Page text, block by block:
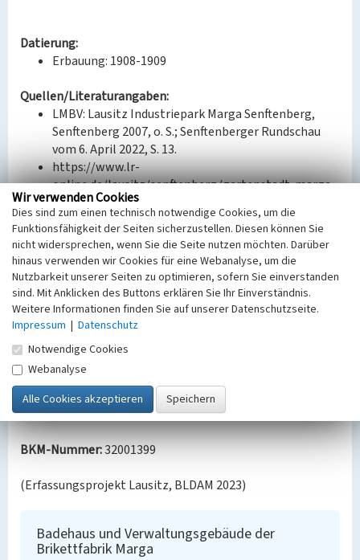
Datierung:
Erbauung: 1908-1909
Quellen/Literaturangaben:
LMBV: Lausitz Industriepark Marga Senftenberg,
Senftenberg 2007, o. S.; Senftenberger Rundschau
vom 6. April 2022, S. 13.
https://www.lr-
online.de/lausitz/senftenberg/gartenstadt-marga-
in-senftenberg-zechenhaus-brieske-wird-
kulturort_-was-wird-aus-der-
kraftzentrale_-63723423.html (Zugriff 25.9.2023)
https://www.lr-
online.de/lausitz/senftenberg/_bestes-
zechenhaus_-steht-in-brieske-33897480.htm l
(Zugriff 25.9.2023)
https://www.lmbv.de/?
frameRegionalLocation=true&print=pdf (Zugriff
25.9.2022)
https://www.lmbv.de/?
frameRegionalLocation=true&print=pdf (Zugriff
25.9.2023)
BKM-Nummer:32001399
(Erfassungsprojekt Lausitz, BLDAM 2023)
Badehaus und Verwaltungsgebäude der
Brikettfabrik Marga
Wir verwenden Cookies
Dies sind zum einen technisch notwendige Cookies, um die
Funktionsfähigkeit der Seiten sicherzustellen. Diesen können Sie
nicht widersprechen, wenn Sie die Seite nutzen möchten. Darüber
hinaus verwenden wir Cookies für eine Webanalyse, um die
Nutzbarkeit unserer Seiten zu optimieren, sofern Sie einverstanden
sind. Mit Anklicken des Buttons erklären Sie Ihr Einverständnis.
Weitere Informationen finden Sie auf unserer Datenschutzseite.
Impressum | Datenschutz
Notwendige Cookies
Webanalyse